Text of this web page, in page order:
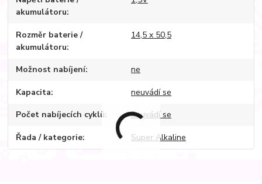
akumulátoru
Rozměr baterie /
akumulátoru
14,5 x 50,5
Možnost nabíjení ne
Kapacita neuvádí se
Počet nabíjecích cyklů neuvádí se
Řada / kategorie Super Alkaline